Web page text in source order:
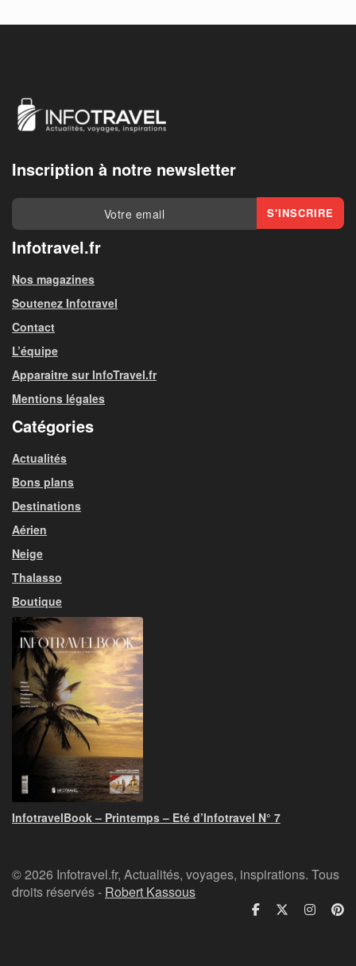
Inscription à notre newsletter
Infotravel.fr
Nos magazines
Soutenez Infotravel
Contact
L’équipe
Apparaitre sur InfoTravel.fr
Mentions légales
Catégories
Actualités
Bons plans
Destinations
Aérien
Neige
Thalasso
Boutique
InfotravelBook – Printemps – Eté d’Infotravel N° 7
© 2026 Infotravel.fr, Actualités, voyages, inspirations. Tous
droits réservés - Robert Kassous